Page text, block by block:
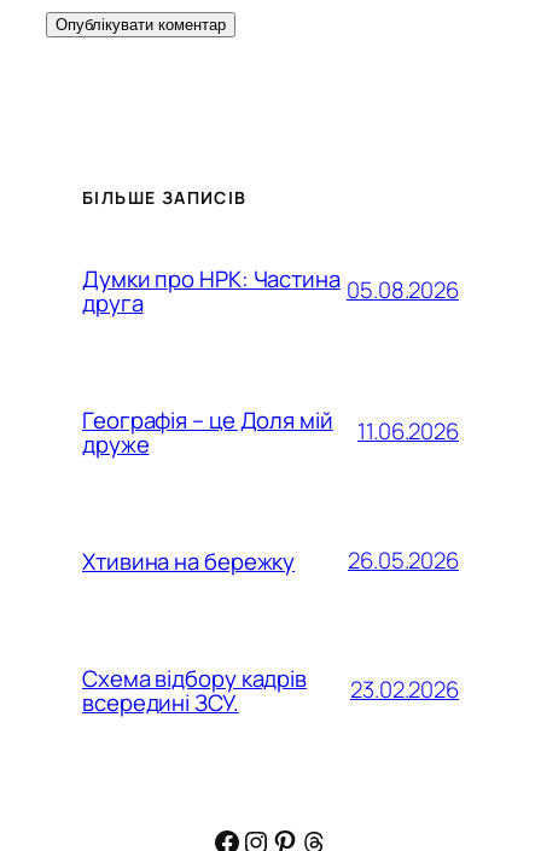
БІЛЬШЕ ЗАПИСІВ
Думки про НРК: Частина
друга 05.08.2026
Географія – це Доля мій
друже 11.06.2026
Хтивина на бережку 26.05.2026
Схема відбору кадрів
всередині ЗСУ. 23.02.2026
Facebook
Instagram
Pinterest
Threads